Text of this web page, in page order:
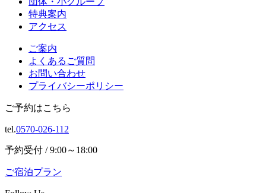
特典案内
アクセス
ご案内
よくあるご質問
お問い合わせ
プライバシーポリシー
ご予約はこちら
tel.0570-026-112
予約受付 / 9:00～18:00
ご宿泊プラン